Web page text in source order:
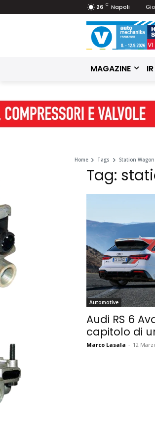
26 C Napoli
MAGAZINE
Home Tags Station
Tag:
Automotive
Audi RS 6
capitolo di
Marco Lasala - 12